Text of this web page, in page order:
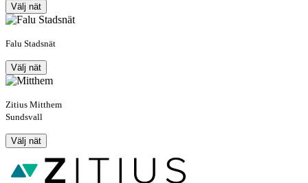
Välj nät
Falu Stadsnät
Välj nät
Zitius Mitthem
Sundsvall
Välj nät